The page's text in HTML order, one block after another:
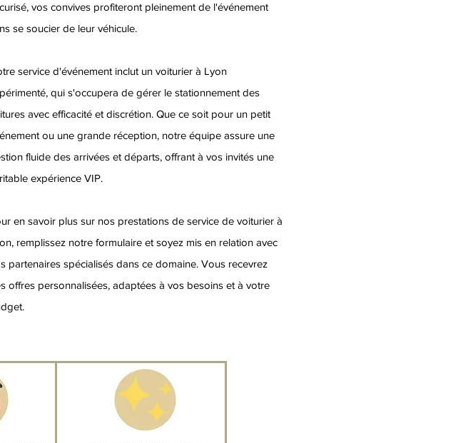
vos convives profiteront pleinement de l'événement
se soucier de leur véhicule.
service d'événement inclut un voiturier à Lyon
qui s'occupera de gérer le stationnement des
avec efficacité et discrétion. Que ce soit pour un petit
ou une grande réception, notre équipe assure une
fluide des arrivées et départs, offrant à vos invités une
expérience VIP.
en savoir plus sur nos prestations de service de voiturier à
remplissez notre formulaire et soyez mis en relation avec
partenaires spécialisés dans ce domaine. Vous recevrez
offres personnalisées, adaptées à vos besoins et à votre